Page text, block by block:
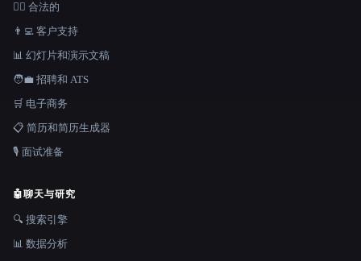
👩‍⚖️ 合法的
👨‍💻 客户支持
📊 幻灯片和演示文稿
🧑‍💼 招聘和 ATS
🛒 电子商务
📋 简历和简历生成器
🎙️ 面试准备
🤖聊天与研究
🔍 搜索引擎
📊 数据分析